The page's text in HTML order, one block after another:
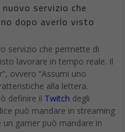
servizio che
dopo averlo visto
servizio che permette di
lavorare in tempo reale. Il
ovvero “Assumi uno
alla lettera.
definire il Twitch degli
può mandare in streaming
gamer può mandare in